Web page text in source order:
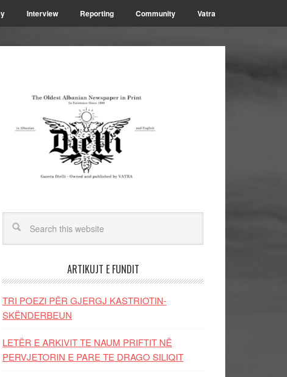
Interview Reporting Community Vatra
ARTIKUJT E FUNDIT
TRI POEZI PËR GJERGJ KASTRIOTIN-
SKËNDERBEUN
LETËR E ARKIVIT TE NAUM PRIFTIT NË
PERVJETORIN E PARE TE DRAGO SILIQIT